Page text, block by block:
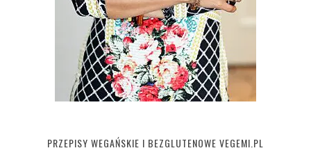
PRZEPISY WEGAŃSKIE I BEZGLUTENOWE VEGEMI.PL